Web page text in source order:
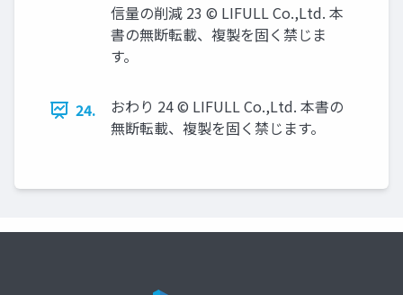
信量の削減 23 © LIFULL Co.,Ltd. 本
書の無断転載、複製を固く禁じま
す。
24.
おわり 24 © LIFULL Co.,Ltd. 本書の
無断転載、複製を固く禁じます。